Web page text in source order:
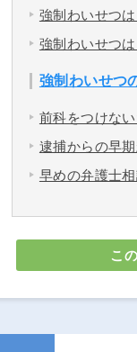
強制わいせつ
強制わいせつ
強制わいせつ
前科をつけな
逮捕からの早
早めの弁護士
こ